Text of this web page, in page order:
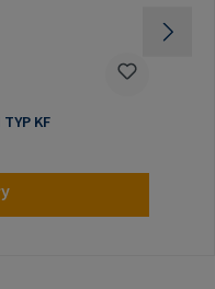
RAMPA ŚRUBY Z ŁBEM PŁASKIM TYP KF